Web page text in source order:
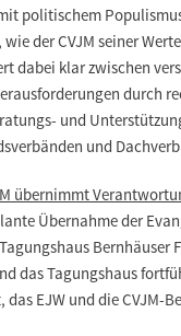
politischem
der CVJM seiner
dabei klar zwischen
durch
und
und
übernimmt
Übernahme der
Bernhäuser
das Tagungshaus
EJW und die CVJM-